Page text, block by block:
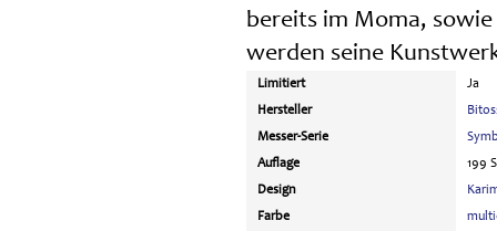
bereits im Moma,
werden seine
Limitiert
Ja
Hersteller
Messer-Serie
Auflage
199
Design
Farbe